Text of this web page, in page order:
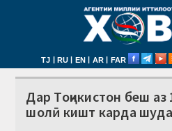
TJ | RU | EN | AR | FAR
Дар Тоҷикистон беш аз
шолӣ кишт карда